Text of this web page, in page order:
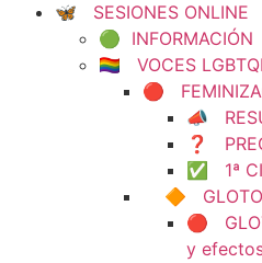
🦋 SESIONES ONLINE
🟢 INFORMACIÓN
🏳️‍🌈 VOCES
🔴
📣
❓
✅ 1ª
🔶
🔴
y